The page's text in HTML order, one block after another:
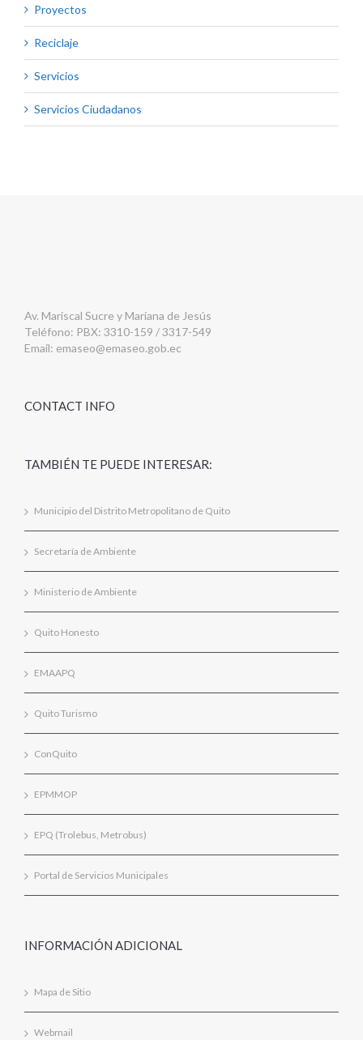
Proyectos
Reciclaje
Servicios
Servicios Ciudadanos
Av. Mariscal Sucre y Mariana de Jesús
Teléfono: PBX: 3310-159 / 3317-549
Email: emaseo@emaseo.gob.ec
CONTACT INFO
TAMBIÉN TE PUEDE INTERESAR:
Municipio del Distrito Metropolitano de Quito
Secretaría de Ambiente
Ministerio de Ambiente
Quito Honesto
EMAAPQ
Quito Turismo
ConQuito
EPMMOP
EPQ (Trolebus, Metrobus)
Portal de Servicios Municipales
INFORMACIÓN ADICIONAL
Mapa de Sitio
Webmail